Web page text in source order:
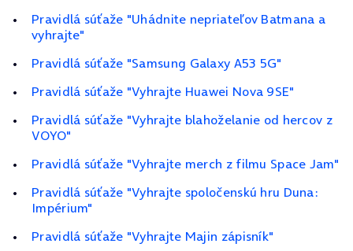
Pravidlá súťaže "Uhádnite nepriateľov Batmana a
vyhrajte"
Pravidlá súťaže "Samsung Galaxy A53 5G"
Pravidlá súťaže "Vyhrajte Huawei Nova 9SE"
Pravidlá súťaže "Vyhrajte blahoželanie od hercov z
VOYO"
Pravidlá súťaže "Vyhrajte merch z filmu Space Jam"
Pravidlá súťaže "Vyhrajte spoločenskú hru Duna:
Impérium"
Pravidlá súťaže "Vyhrajte Majin zápisník"